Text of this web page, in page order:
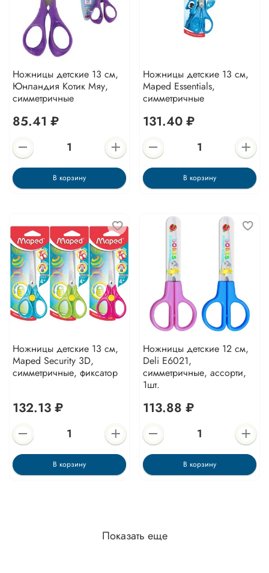
Ножницы детские 13 см,
Юнландия Котик Мяу,
симметричные
85.41 ₽
В корзину
Ножницы детские 13 см,
Maped Essentials,
симметричные
131.40 ₽
В корзину
Ножницы детские 13 см,
Maped Security 3D,
симметричные, фиксатор
132.13 ₽
В корзину
Ножницы детские 12 см,
Deli E6021,
симметричные, ассорти,
1шт.
113.88 ₽
В корзину
Показать еще